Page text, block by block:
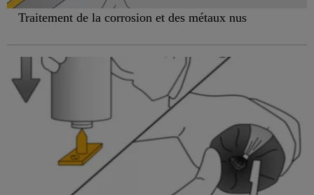
Traitement de la corrosion et des métaux nus